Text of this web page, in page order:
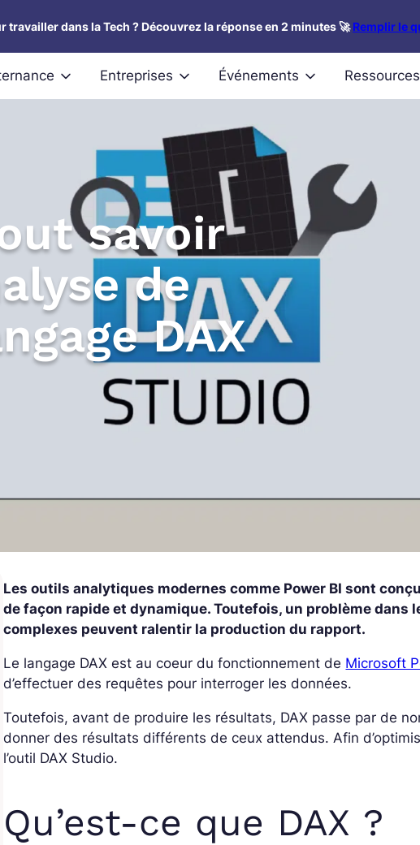
travailler dans la Tech ? Découvrez la réponse en 2 minutes 🚀Remplir le
Entreprises Événements Ressources
savoir
de
DAX
Les outils analytiques modernes comme Power BI sont
de façon rapide et dynamique. Toutefois, un problème dans
complexes peuvent ralentir la production du rapport.
Le langage DAX est au coeur du fonctionnement de Microsoft
d’effectuer des requêtes pour interroger les données.
Toutefois, avant de produire les résultats, DAX passe par de
donner des résultats différents de ceux attendus. Afin
l’outil DAX Studio.
Qu’est-ce que DAX ?